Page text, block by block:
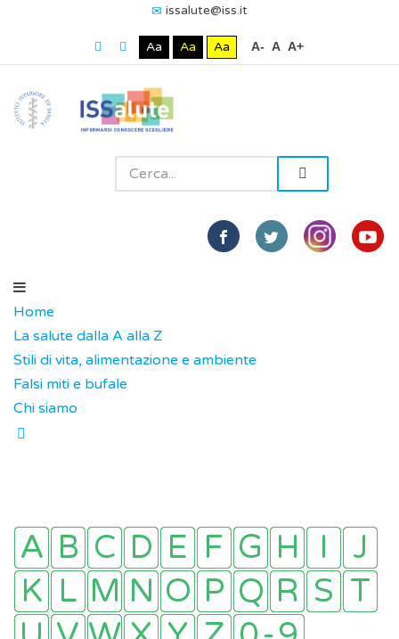
issalute@iss.it
Aa Aa Aa A- A A+
Home
La salute dalla A alla Z
Stili di vita, alimentazione e ambiente
Falsi miti e bufale
Chi siamo